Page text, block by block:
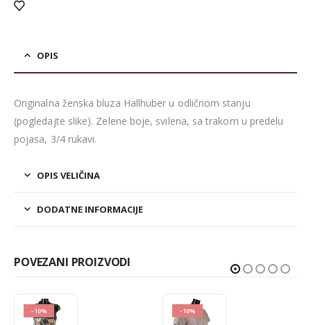
OPIS
Originalna ženska bluza Hallhuber u odličnom stanju
(pogledajte slike). Zelene boje, svilena, sa trakom u predelu
pojasa, 3/4 rukavi.
OPIS VELIČINA
DODATNE INFORMACIJE
POVEZANI PROIZVODI
-10% -10%